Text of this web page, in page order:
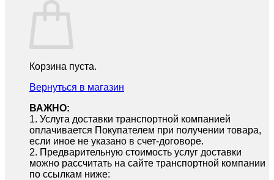
Корзина пуста.
Вернуться в магазин
ВАЖНО:
1.⁠ ⁠Услуга доставки транспортной компанией
оплачивается Покупателем при получении товара,
если иное не указано в счет-договоре.
2.⁠ ⁠Предварительную стоимость услуг доставки
можно рассчитать на сайте транспортной компании
по ссылкам ниже: